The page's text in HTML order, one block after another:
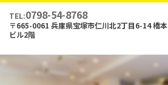
TEL:0798-54-8768
〒665-0061 兵庫県宝塚市仁川北2丁目6-14 橋本
ビル2階